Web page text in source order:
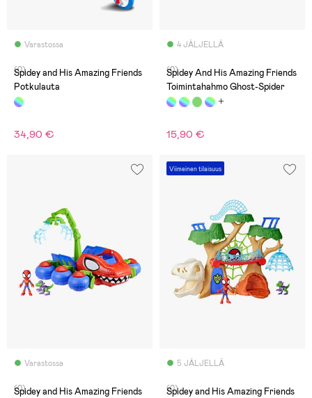
Varastossa
(0)
Spidey and His Amazing Friends
Potkulauta
34,90 €
4 JÄLJELLÄ
(0)
Spidey And His Amazing Friends
Toimintahahmo Ghost-Spider
15,90 €
Varastossa
(0)
Spidey and His Amazing Friends
Viimeinen tilaisuus
5 JÄLJELLÄ
(0)
Spidey and His Amazing Friends